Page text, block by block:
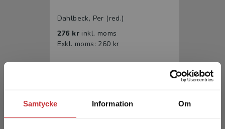
Samtycke Information Om
Dahlbeck, Per (red.)
276 kr inkl. moms
Exkl. moms: 260 kr